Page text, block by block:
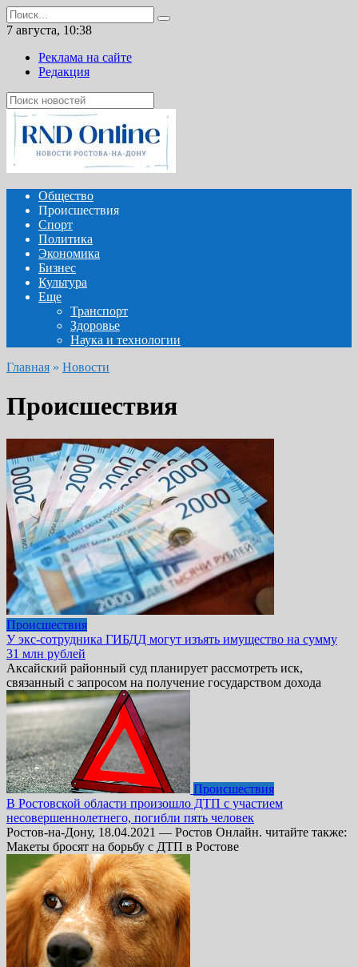
Перейти
к
содержанию
Search
for:
7 августа, 10:38
Реклама на сайте
Редакция
Общество
Происшествия
Спорт
Политика
Экономика
Бизнес
Культура
Еще
Транспорт
Здоровье
Наука и технологии
Главная » Новости
Происшествия
Происшествия
У экс-сотрудника ГИБДД могут изъять имущество на сумму
31 млн рублей
Аксайский районный суд планирует рассмотреть иск,
связанный с запросом на получение государством дохода
Происшествия
В Ростовской области произошло ДТП с участием
несовершеннолетнего, погибли пять человек
Ростов-на-Дону, 18.04.2021 — Ростов Онлайн. читайте также:
Макеты бросят на борьбу с ДТП в Ростове